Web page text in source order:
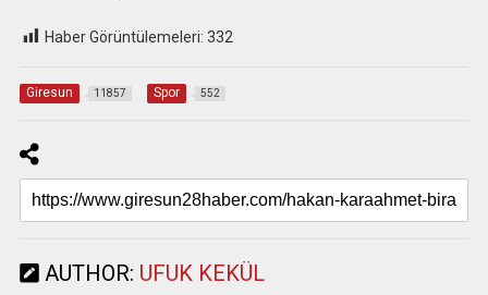
Haber Görüntülemeleri: 332
Giresun 11857 Spor 552
AUTHOR: UFUK KEKÜL